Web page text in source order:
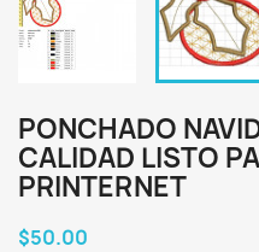
PONCHADO
CALIDAD LISTO
PRINTERNET
$50.00